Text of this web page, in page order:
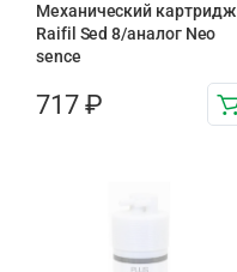
Механический картридж
Raifil Sed 8/аналог Neo
sence
717 ₽